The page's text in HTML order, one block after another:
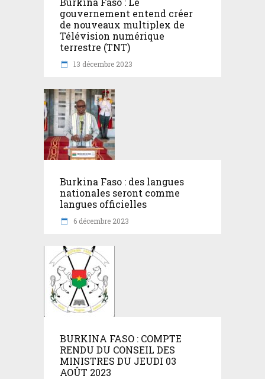
gouvernement entend créer
de nouveaux multiplex de
Télévision numérique
terrestre (TNT)
13 décembre 2023
Burkina Faso : des langues
nationales seront comme
langues officielles
6 décembre 2023
BURKINA FASO : COMPTE
RENDU DU CONSEIL DES
MINISTRES DU JEUDI 03
AOÛT 2023